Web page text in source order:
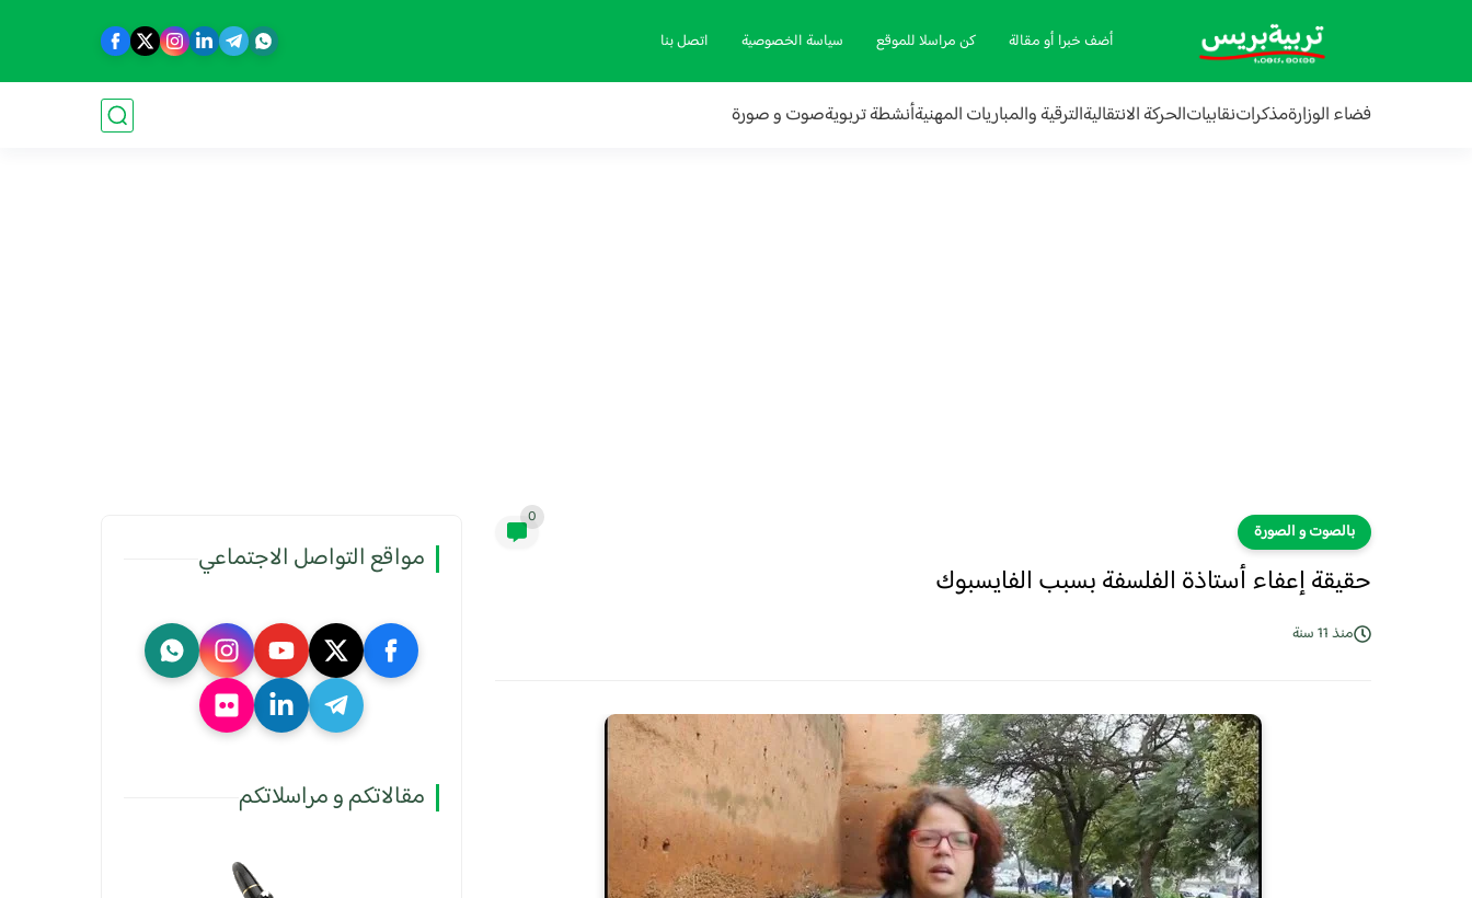
أضف خبرا أو مقالة كن مراسلا للموقع سياسة الخصوصية اتصل بنا
فضاء الوزارةمذكراتنقابياتالحركة الانتقاليةالترقية والمباريات المهنيةأنشطة تربويةصوت و صورة
بالصوت و الصورة
0
حقيقة إعفاء أستاذة الفلسفة بسبب الفايسبوك
منذ 11 سنة
مواقع التواصل الاجتماعي
مقالاتكم و مراسلاتكم